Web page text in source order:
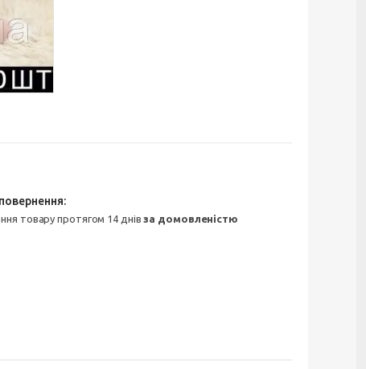
товару протягом 14 днівза домовленістю